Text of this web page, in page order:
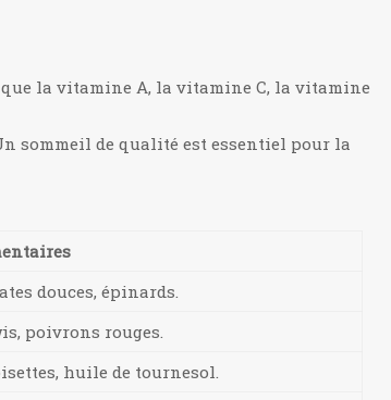
la vitamine A, la vitamine C, la vitamine
sommeil de qualité est essentiel pour la
douces, épinards.
poivrons rouges.
huile de tournesol.